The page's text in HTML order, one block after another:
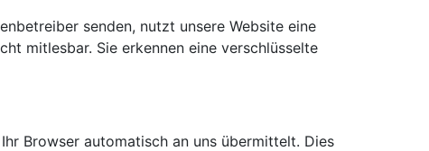
senden, nutzt unsere Website eine
mitlesbar. Sie erkennen eine verschlüsselte
Browser automatisch an uns übermittelt. Dies